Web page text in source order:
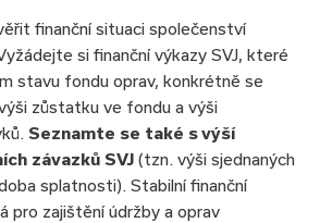
finanční situaci společenství
si finanční výkazy SVJ, které
stavu fondu oprav, konkrétně se
zůstatku ve fondu a výši
Seznamte se také s výší
závazků SVJ (tzn. výši sjednaných
splatnosti). Stabilní finanční
pro zajištění údržby a oprav